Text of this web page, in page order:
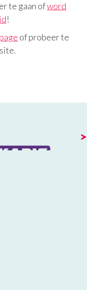
te gaan ofword
!
of probeer te
>